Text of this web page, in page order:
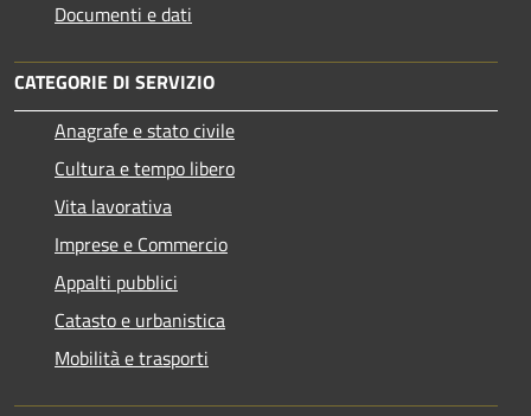
Documenti e dati
CATEGORIE DI SERVIZIO
Anagrafe e stato civile
Cultura e tempo libero
Vita lavorativa
Imprese e Commercio
Appalti pubblici
Catasto e urbanistica
Mobilità e trasporti